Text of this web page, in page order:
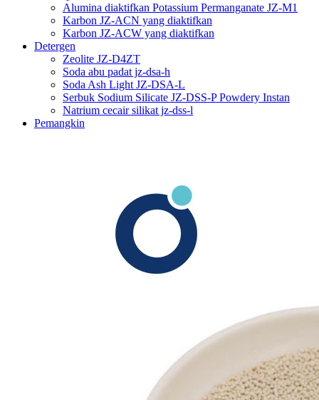
Alumina diaktifkan Potassium Permanganate JZ-M1
Karbon JZ-ACN yang diaktifkan
Karbon JZ-ACW yang diaktifkan
Detergen
Zeolite JZ-D4ZT
Soda abu padat jz-dsa-h
Soda Ash Light JZ-DSA-L
Serbuk Sodium Silicate JZ-DSS-P Powdery Instan
Natrium cecair silikat jz-dss-l
Pemangkin